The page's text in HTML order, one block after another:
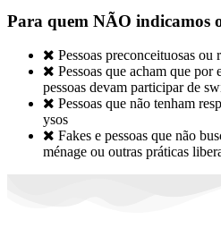
Para quem NÃO indicamos
 Pessoas preconceituosas ou
 Pessoas que acham que por
pessoas devam participar de
 Pessoas que não tenham
ysos
 Fakes e pessoas que não
ménage ou outras práticas